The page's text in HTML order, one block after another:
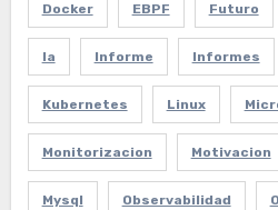
Docker EBPF Futuro
Ia Informe Informes
Kubernetes Linux
Monitorizacion Motivacion
Mysql Observabilidad